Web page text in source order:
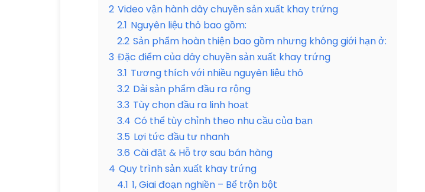
2 Video vận hành dây chuyền sản xuất khay trứng
2.1 Nguyên liệu thô bao gồm:
2.2 Sản phẩm hoàn thiện bao gồm nhưng không giới hạn ở:
3 Đặc điểm của dây chuyền sản xuất khay trứng
3.1 Tương thích với nhiều nguyên liệu thô
3.2 Dải sản phẩm đầu ra rộng
3.3 Tùy chọn đầu ra linh hoạt
3.4 Có thể tùy chỉnh theo nhu cầu của bạn
3.5 Lợi tức đầu tư nhanh
3.6 Cài đặt & Hỗ trợ sau bán hàng
4 Quy trình sản xuất khay trứng
4.1 1, Giai đoạn nghiền – Bể trộn bột